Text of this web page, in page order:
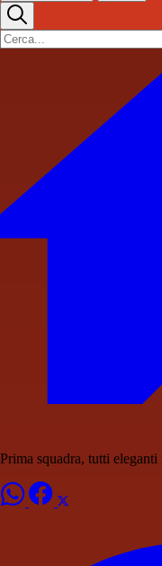
Prima squadra, tutti